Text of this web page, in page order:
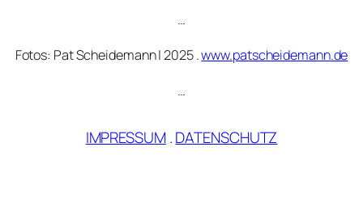
…
Fotos: Pat Scheidemann | 2025 .www.patscheidemann.de
…
IMPRESSUM.DATENSCHUTZ